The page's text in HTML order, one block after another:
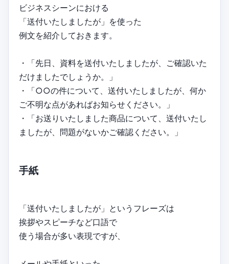
ビジネスシーンにおける
「送付いたしましたが」を使った
例文を紹介しておきます。
・「先日、資料を送付いたしましたが、ご確認いた
だけましたでしょうか。」
・「○○の件について、送付いたしましたが、何か
ご不明な点があればお知らせください。」
・「お送りいたしました商品について、送付いたし
ましたが、問題がないかご確認ください。」
手紙
「送付いたしましたが」というフレーズは
挨拶やスピーチなど口語で
使う場合が多い表現ですが、